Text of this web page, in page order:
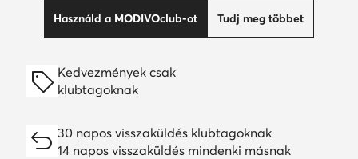
Használd a MODIVOclub-ot Tudj meg többet
Kedvezmények csak
klubtagoknak
30 napos visszaküldés klubtagoknak
14 napos visszaküldés mindenki másnak